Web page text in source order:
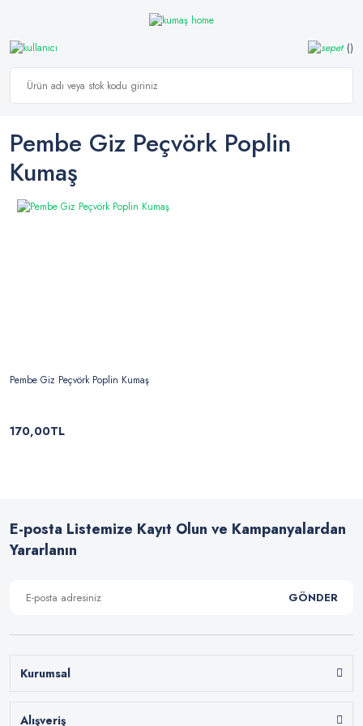
Pembe Giz Peçvörk Poplin
Kumaş
Pembe Giz Peçvörk Poplin Kumaş
170,00TL
E-posta Listemize Kayıt Olun ve Kampanyalardan
Yararlanın
GÖNDER
Kurumsal
Alışveriş